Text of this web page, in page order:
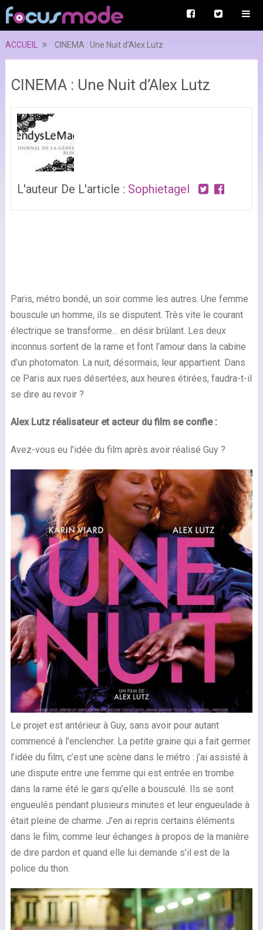
ACCUEIL CINEMA : Une Nuit d’Alex Lutz
CINEMA : Une Nuit d’Alex Lutz
L'auteur De L'article : Sophietagel
Paris, métro bondé, un soir comme les autres. Une femme
bouscule un homme, ils se disputent. Très vite le courant
électrique se transforme… en désir brûlant. Les deux
inconnus sortent de la rame et font l’amour dans la cabine
d’un photomaton. La nuit, désormais, leur appartient. Dans
ce Paris aux rues désertées, aux heures étirées, faudra-t-il
se dire au revoir ?
Alex Lutz réalisateur et acteur du film se confie :
Avez-vous eu l’idée du film après avoir réalisé Guy ?
Le projet est antérieur à Guy, sans avoir pour autant
commencé à l’enclencher. La petite graine qui a fait germer
l’idée du film, c’est une scène dans le métro : j’ai assisté à
une dispute entre une femme qui est entrée en trombe
dans la rame été le gars qu’elle a bousculé. Ils se sont
engueulés pendant plusieurs minutes et leur engueulade à
était pleine de charme. J’en ai repris certains éléments
dans le film, comme leur échanges à propos de la manière
de dire pardon et quand elle lui demande s’il est de la
police du thon.